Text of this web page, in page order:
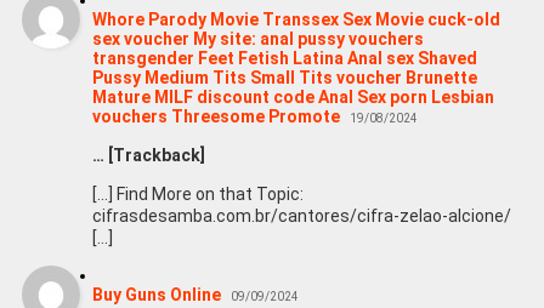
Whore Parody Movie Transsex Sex Movie cuck-old
sex voucher My site: anal pussy vouchers
transgender Feet Fetish Latina Anal sex Shaved
Pussy Medium Tits Small Tits voucher Brunette
Mature MILF discount code Anal Sex porn Lesbian
vouchers Threesome Promote
19/08/2024
… [Trackback]
[…] Find More on that Topic:
cifrasdesamba.com.br/cantores/cifra-zelao-alcione/
[…]
Buy Guns Online 09/09/2024